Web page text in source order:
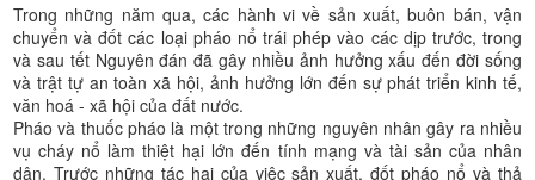
Trong những năm qua, các hành vi về sản xuất, buôn bán, vận
chuyển và đốt các loại pháo nổ trái phép vào các dịp trước, trong
và sau tết Nguyên đán đã gây nhiều ảnh hưởng xấu đến đời sống
và trật tự an toàn xã hội, ảnh hưởng lớn đến sự phát triển kinh tế,
văn hoá - xã hội của đất nước.
Pháo và thuốc pháo là một trong những nguyên nhân gây ra nhiều
vụ cháy nổ làm thiệt hại lớn đến tính mạng và tài sản của nhân
dân. Trước những tác hại của việc sản xuất, đốt pháo nổ và thả